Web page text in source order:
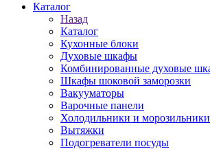
Каталог
Назад
Каталог
Кухонные блоки
Духовые шкафы
Комбинированные духовые
Шкафы шоковой заморозки
Вакууматоры
Варочные панели
Холодильники и морозильники
Вытяжки
Подогреватели посуды